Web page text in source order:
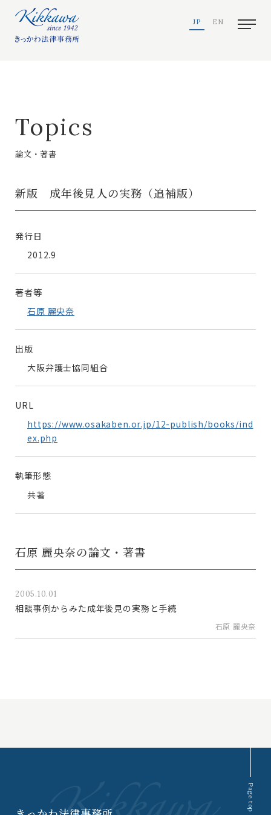
JP EN
Topics
論文・著書
新版 成年後見人の実務（追補版）
発行日
2012.9
著者等
石原 麗央奈
出版
大阪弁護士協同組合
URL
https://www.osakaben.or.jp/12-publish/books/ind
ex.php
執筆形態
共著
石原 麗央奈の論文・著書
2005.10.01
相談事例からみた成年後見の実務と手続
石原 麗央奈
Page top